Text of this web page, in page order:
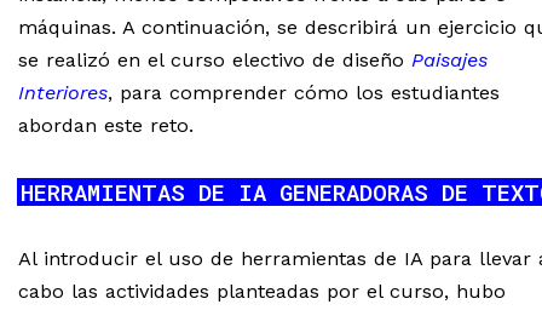
máquinas. A continuación, se describirá un ejercicio
se realizó en el curso electivo de diseño Paisajes
Interiores, para comprender cómo los estudiantes
abordan este reto.
HERRAMIENTAS DE IA GENERADORAS DE
Al introducir el uso de herramientas de IA para llevar
cabo las actividades planteadas por el curso, hubo